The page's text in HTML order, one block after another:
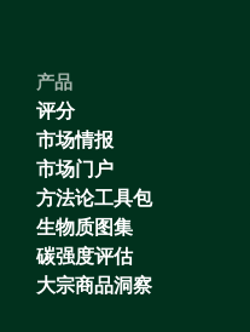
产品
评分
市场情报
市场门户
方法论工具包
生物质图集
碳强度评估
大宗商品洞察